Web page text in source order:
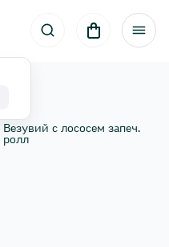
Везувий с лососем запеч.
ролл